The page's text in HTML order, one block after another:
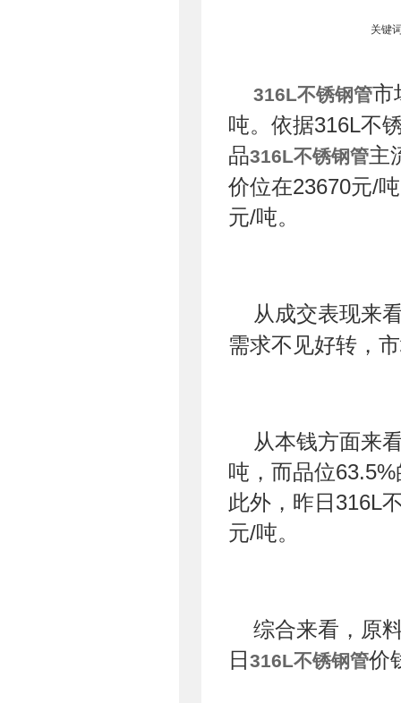
关键
316L不锈钢管市
吨。依据316L不
品316L不锈钢管主
价位在23670元/
元/吨。
从成交表现来
需求不见好转，
从本钱方面来
吨，而品位
此外，昨日316L
元/吨。
综合来看，原
日 316L不锈钢管价